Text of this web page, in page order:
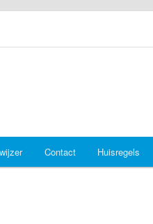
Contact Huisregels